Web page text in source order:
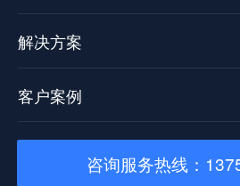
解决方案
客户案例
咨询服务热线：